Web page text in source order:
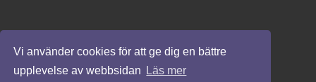
Vi använder cookies för att ge dig en bättre
upplevelse av webbsidan
Läs mer